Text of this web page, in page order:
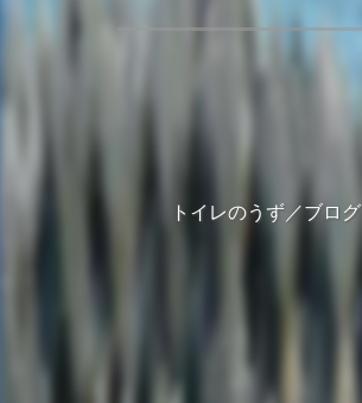
トイレのうず／ブログ